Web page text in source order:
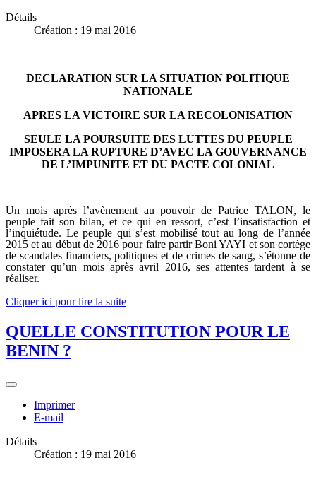
Détails
Création : 19 mai 2016
DECLARATION SUR LA SITUATION POLITIQUE
NATIONALE
APRES LA VICTOIRE SUR LA RECOLONISATION
SEULE LA POURSUITE DES LUTTES DU PEUPLE
IMPOSERA LA RUPTURE D’AVEC LA GOUVERNANCE
DE L’IMPUNITE ET DU PACTE COLONIAL
Un mois après l’avènement au pouvoir de Patrice TALON, le
peuple fait son bilan, et ce qui en ressort, c’est l’insatisfaction et
l’inquiétude. Le peuple qui s’est mobilisé tout au long de l’année
2015 et au début de 2016 pour faire partir Boni YAYI et son cortège
de scandales financiers, politiques et de crimes de sang, s’étonne de
constater qu’un mois après avril 2016, ses attentes tardent à se
réaliser.
Cliquer ici pour lire la suite
QUELLE CONSTITUTION POUR LE
BENIN ?
Imprimer
E-mail
Détails
Création : 19 mai 2016